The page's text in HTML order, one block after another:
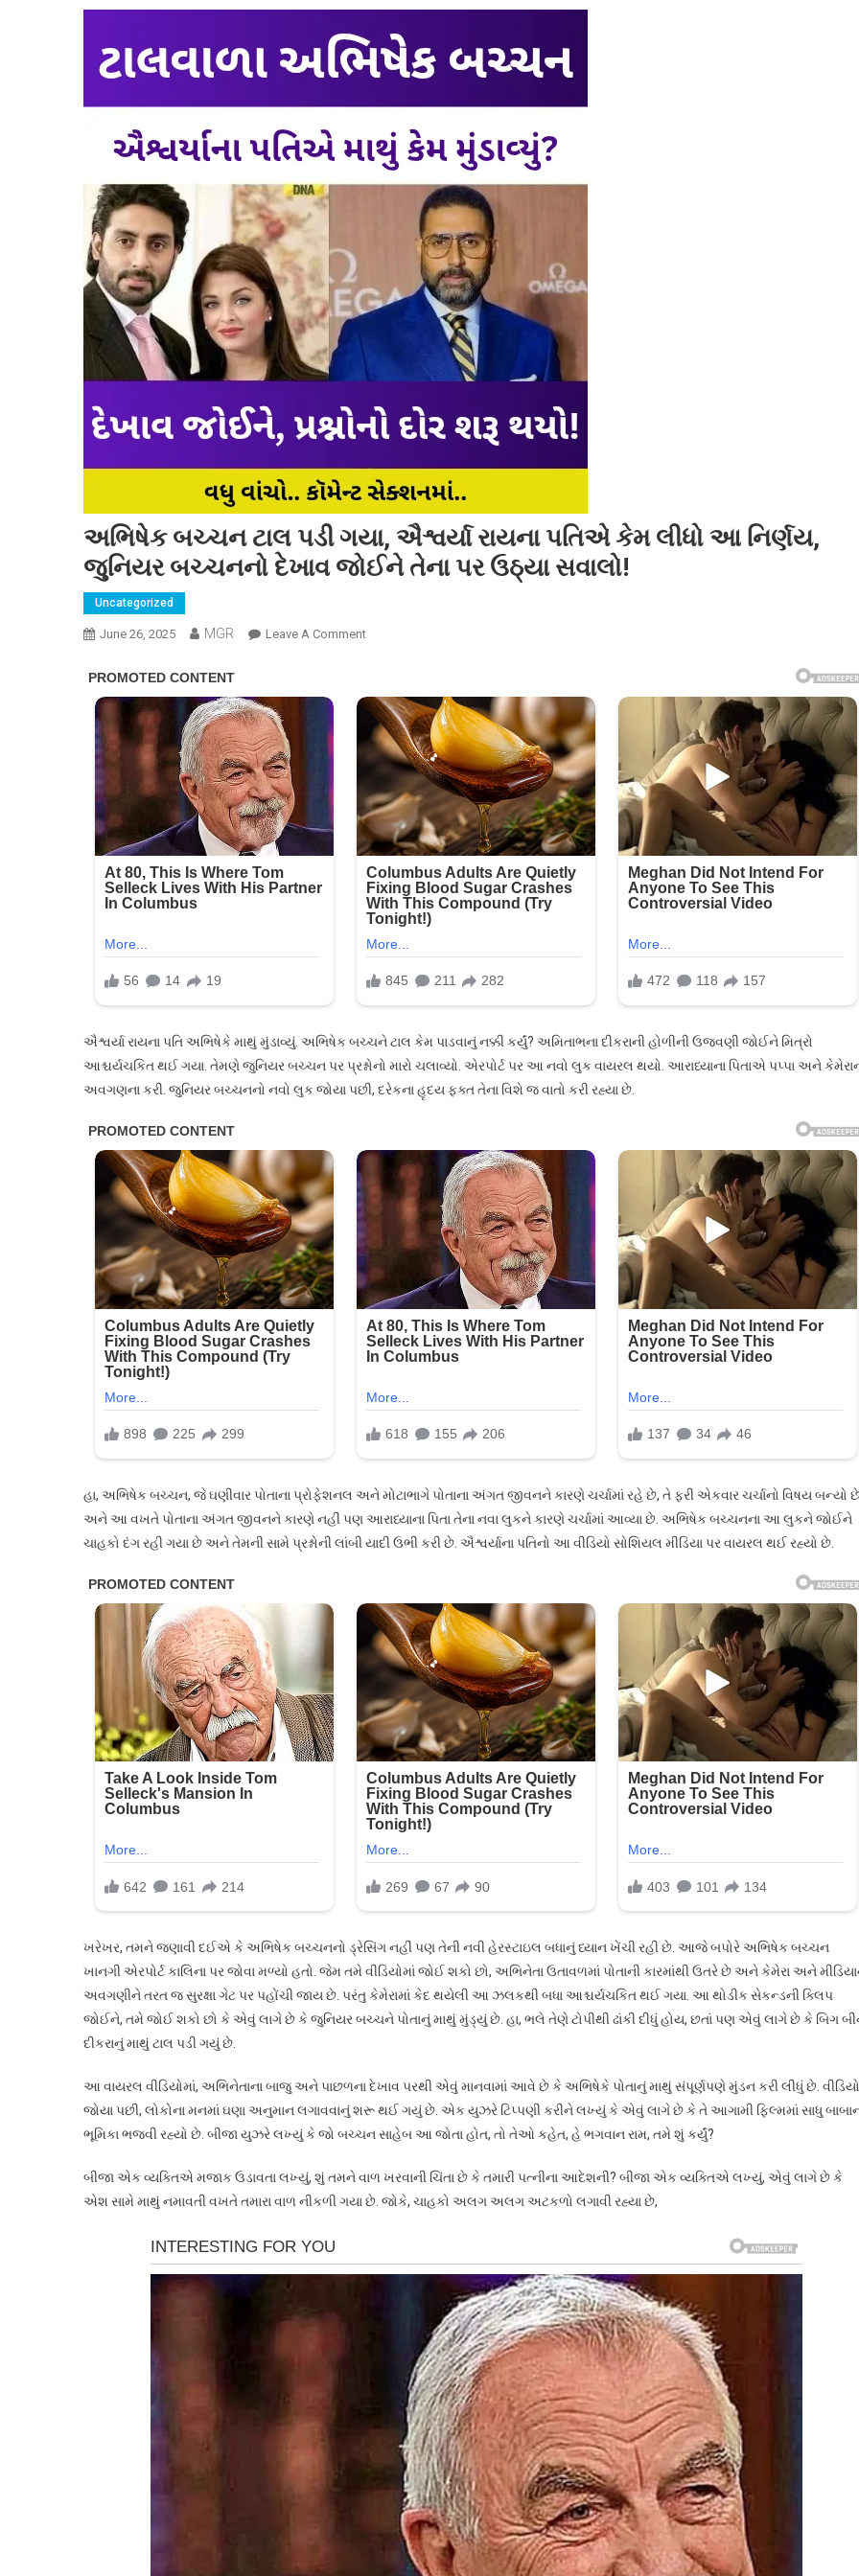
અભિષેક બચ્ચન ટાલ પડી ગયા, ઐશ્વર્યા રાયના પતિએ કેમ લીધો આ નિર્ણય,
જુનિયર બચ્ચનનો દેખાવ જોઈને તેના પર ઉઠ્યા સવાલો!
Uncategorized
June 26, 2025 MGR Leave A CommentOn
ટાલ
પડી
ગયા,
ઐશ્વર્યા
રાયના
પતિએ
કેમ
લીધો
આ
નિર્ણય,
જુનિયર
બચ્ચનનો
જોઈને
તેના
સવાલો!
ઐશ્વર્યા રાયના પતિ અભિષેકે માથું મુંડાવ્યું. અભિષેક બચ્ચને ટાલ કેમ પાડવાનું નક્કી કર્યું? અમિતાભના દીકરાની હોળીની ઉજવણી જોઈને મિત્રો
આશ્ચર્યચકિત થઈ ગયા. તેમણે જુનિયર બચ્ચન પર પ્રશ્નોનો મારો ચલાવ્યો. એરપોર્ટ પર આ નવો લુક વાયરલ થયો. આરાધ્યાના પિતાએ પપ્પા અને
અવગણના કરી. જુનિયર બચ્ચનનો નવો લુક જોયા પછી, દરેકના હૃદય ફક્ત તેના વિશે જ વાતો કરી રહ્યા છે.
હા, અભિષેક બચ્ચન, જે ઘણીવાર પોતાના પ્રોફેશનલ અને મોટાભાગે પોતાના અંગત જીવનને કારણે ચર્ચામાં રહે છે, તે ફરી એકવાર ચર્ચાનો વિષય બન્યો
અને આ વખતે પોતાના અંગત જીવનને કારણે નહીં પણ આરાધ્યાના પિતા તેના નવા લુકને કારણે ચર્ચામાં આવ્યા છે. અભિષેક બચ્ચનના આ લુકને જોઈને
ચાહકો દંગ રહી ગયા છે અને તેમની સામે પ્રશ્નોની લાંબી યાદી ઉભી કરી છે. ઐશ્વર્યાના પતિનો આ વીડિયો સોશિયલ મીડિયા પર વાયરલ થઈ રહ્યો છે.
ખરેખર, તમને જણાવી દઈએ કે અભિષેક બચ્ચનનો ડ્રેસિંગ નહીં પણ તેની નવી હેરસ્ટાઇલ બધાનું ધ્યાન ખેંચી રહી છે. આજે બપોરે અભિષેક બચ્ચન
ખાનગી એરપોર્ટ કાલિના પર જોવા મળ્યો હતો. જેમ તમે વીડિયોમાં જોઈ શકો છો, અભિનેતા ઉતાવળમાં પોતાની કારમાંથી ઉતરે છે અને કેમેરા અને
અવગણીને તરત જ સુરક્ષા ગેટ પર પહોંચી જાય છે. પરંતુ કેમેરામાં કેદ થયેલી આ ઝલકથી બધા આશ્ચર્યચકિત થઈ ગયા. આ થોડીક સેકન્ડની ક્લિપ
જોઈને, તમે જોઈ શકો છો કે એવું લાગે છે કે જુનિયર બચ્ચને પોતાનું માથું મુંડ્યું છે. હા, ભલે તેણે ટોપીથી ઢાંકી દીધું હોય, છતાં પણ એવું લાગે છે કે બિગ
દીકરાનું માથું ટાલ પડી ગયું છે.
આ વાયરલ વીડિયોમાં, અભિનેતાના બાજુ અને પાછળના દેખાવ પરથી એવું માનવામાં આવે છે કે અભિષેકે પોતાનું માથું સંપૂર્ણપણે મુંડન કરી લીધું છે. વીડિયો
જોયા પછી, લોકોના મનમાં ઘણા અનુમાન લગાવવાનું શરૂ થઈ ગયું છે. એક યુઝરે ટિપ્પણી કરીને લખ્યું કે એવું લાગે છે કે તે આગામી ફિલ્મમાં સાધુ
ભૂમિકા ભજવી રહ્યો છે. બીજા યુઝરે લખ્યું કે જો બચ્ચન સાહેબ આ જોતા હોત, તો તેઓ કહેત, હે ભગવાન રામ, તમે શું કર્યું?
બીજા એક વ્યક્તિએ મજાક ઉડાવતા લખ્યું, શું તમને વાળ ખરવાની ચિંતા છે કે તમારી પત્નીના આદેશની? બીજા એક વ્યક્તિએ લખ્યું, એવું લાગે છે કે
એશ સામે માથું નમાવતી વખતે તમારા વાળ નીકળી ગયા છે. જોકે, ચાહકો અલગ અલગ અટકળો લગાવી રહ્યા છે,